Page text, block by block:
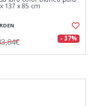
137 x 85 cm
- 37%